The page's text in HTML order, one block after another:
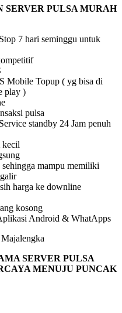
PULSA MURAH
7 hari seminggu untuk
Mobile Topup ( yg bisa di
play )
pulsa
standby 24 Jam penuh
kecil
mampu memiliki
harga ke downline
kosong
Android & WhatApps
SERVER PULSA
MENUJU PUNCAK